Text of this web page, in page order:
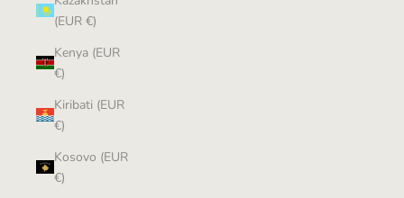
(EUR €)
Kenya (EUR
€)
Kiribati (EUR
€)
Kosovo (EUR
€)